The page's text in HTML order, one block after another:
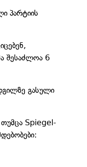
პარტიის
შესაძლოა 6
გასული
Spiegel-